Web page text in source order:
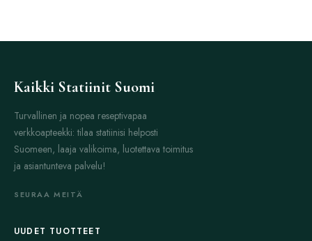
Kaikki Statiinit Suomi
Turvallinen ja nopea reseptivapaa
verkkoapteekki: tilaa statiinisi helposti
Suomeen, laaja valikoima, luotettava toimitus
ja asiantunteva palvelu!
SEURAA MEITÄ
UUDET TUOTTEET